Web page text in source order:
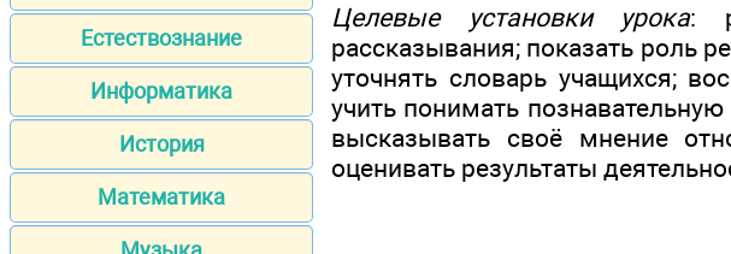
Естествознание
Информатика
История
Математика
Целевые установки урока:
рассказывания; показать роль
уточнять словарь учащихся;
учить понимать
высказывать своё мнение
оценивать результаты